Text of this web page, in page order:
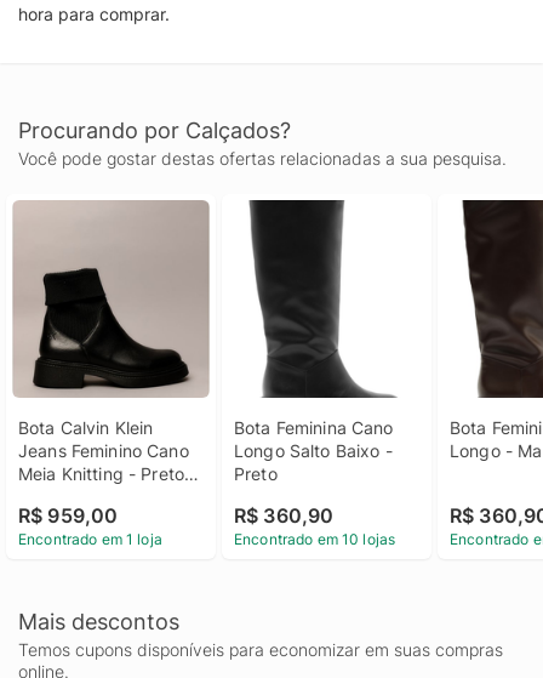
hora para comprar.
Procurando por Calçados?
Você pode gostar destas ofertas relacionadas a sua pesquisa.
Bota Calvin Klein
Jeans Feminino Cano
Meia Knitting - Preto
Jeans Feminino Cano
Meia Knitting Preto 39
R$ 959,00
Encontrado em 1 loja
Bota Feminina Cano
Longo Salto Baixo -
Preto
R$ 360,90
Encontrado em 10 lojas
Bota
Longo -
R$
Encontrado
Mais descontos
Temos cupons disponíveis para economizar em suas compras
online.